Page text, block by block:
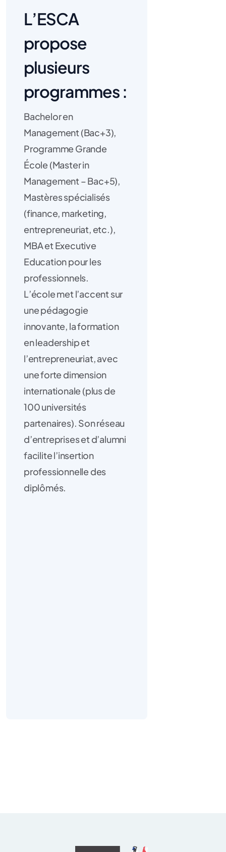
L’ESCA
propose
plusieurs
programmes :
Bachelor en
Management (Bac+3),
Programme Grande
École (Master in
Management – Bac+5),
Mastères spécialisés
(finance, marketing,
entrepreneuriat, etc.),
MBA et Executive
Education pour les
professionnels.
L’école met l’accent sur
une pédagogie
innovante, la formation
en leadership et
l’entrepreneuriat, avec
une forte dimension
internationale (plus de
100 universités
partenaires). Son réseau
d’entreprises et d’alumni
facilite l’insertion
professionnelle des
diplômés.